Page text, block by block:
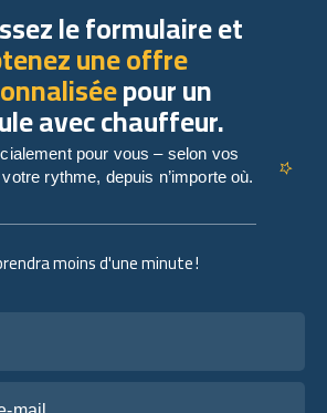
moins d'une minute !
le formulaire et
une offre
pour un
avec chauffeur.
pour vous – selon vos
rythme, depuis n’importe où.